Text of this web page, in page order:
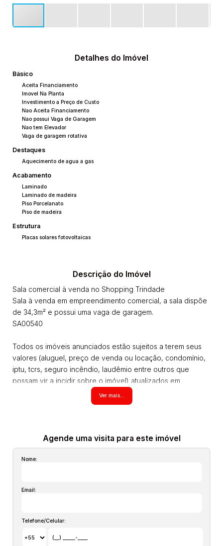
Detalhes do Imóvel
Básico
Aceita Financiamento
Imovel Na Planta
Investimento a Preço de Custo
Nao Aceita Financiamento
Nao possui Vaga de Garagem
Nao tem Elevador
Vaga de garagem rotativa
Destaques
Aquecimento de agua a gas
Acabamento
Laminado
Laminado de madeira
Piso Porcelanato
Piso de madeira
Estrutura
Placas solares fotovoltaicas
Descrição do Imóvel
Sala comercial à venda no Shopping Trindade
Sala à venda em empreendimento comercial, a sala dispõe
de 34,3m² e possui uma vaga de garagem.
SA00540
Todos os imóveis anunciados estão sujeitos a terem seus
valores (aluguel, preço de venda ou locação, condomínio,
iptu, tcrs, seguro incêndio, laudêmio entre outros que
possam vir a incidir sobre o imóvel) atualizados em
qualquer momento sem prévio aviso pois são aproximados,
inclusive os itens no interior dos imóveis podem não
e poderão ser alteradas a qualquer momento. Solicite o
valor atualizado!
Ver mais...
Agende uma visita para este imóvel
Nome:
Email:
Telefone/Celular: